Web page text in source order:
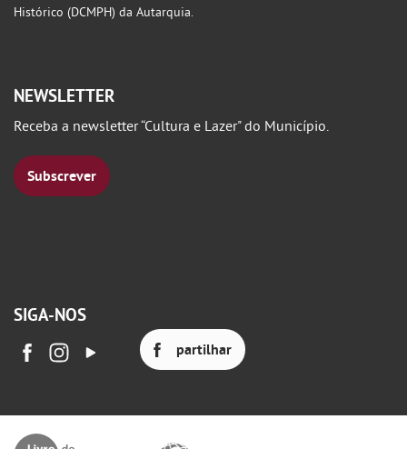
Histórico (DCMPH) da Autarquia.
NEWSLETTER
Receba a newsletter “Cultura e Lazer" do Município.
Subscrever
SIGA-NOS
partilhar